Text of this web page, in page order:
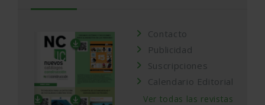
Contacto
Publicidad
Suscripciones
Calendario Editorial
Ver todas las revistas